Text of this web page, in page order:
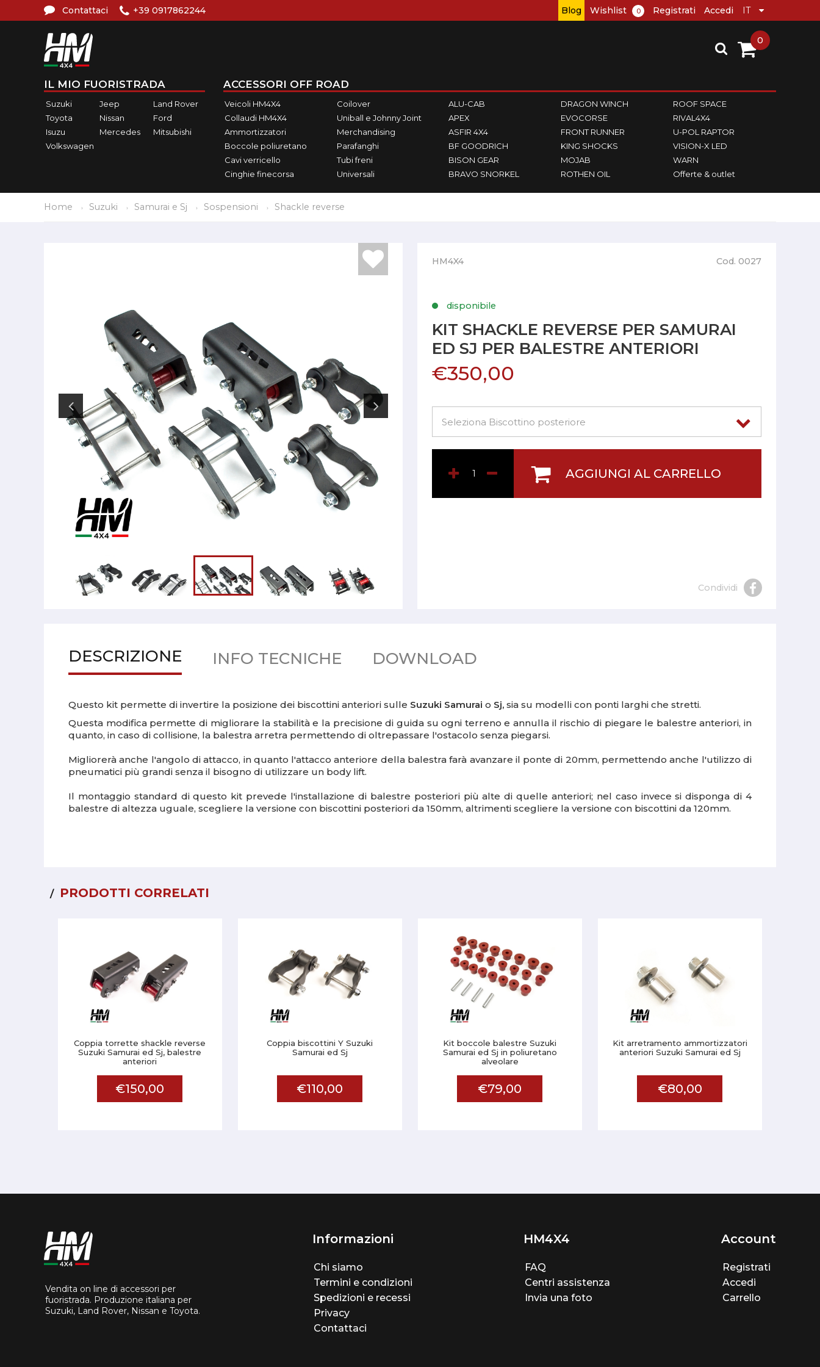
Contattaci +39 0917862244 Blog Wishlist 0 Registrati Accedi
IL MIO FUORISTRADA
Suzuki Jeep
Land Rover
Toyota
Nissan
Ford
Isuzu
Mercedes
Mitsubishi
Volkswagen
ACCESSORI OFF ROAD
Veicoli HM4X4
Collaudi HM4X4
Ammortizzatori
Boccole poliuretano
Cavi verricello
Cinghie finecorsa
Coilover
Uniball e Johnny Joint
Merchandising
Parafanghi
Tubi freni
Universali
ALU-CAB
APEX
ASFIR 4X4
BF GOODRICH
BISON GEAR
BRAVO SNORKEL
DRAGON WINCH
EVOCORSE
FRONT RUNNER
KING SHOCKS
MOJAB
ROTHEN OIL
ROOF SPACE
RIVAL4X4
U-POL RAPTOR
VISION-X LED
WARN
Offerte & outlet
0
Home Suzuki Samurai e Sj Sospensioni Shackle reverse
HM4X4 Cod. 0027
disponibile
KIT SHACKLE REVERSE PER SAMURAI
ED SJ PER BALESTRE ANTERIORI
€350,00
AGGIUNGI AL CARRELLO
Condividi
DESCRIZIONE INFO TECNICHE DOWNLOAD
Questo kit permette di invertire la posizione dei biscottini anteriori sulle Suzuki Samurai o Sj, sia su modelli con ponti larghi che stretti.
Questa modifica permette di migliorare la stabilità e la precisione di guida su ogni terreno e annulla il rischio di piegare le balestre anteriori, in
quanto, in caso di collisione, la balestra arretra permettendo di oltrepassare l'ostacolo senza piegarsi.
Migliorerà anche l'angolo di attacco, in quanto l'attacco anteriore della balestra farà avanzare il ponte di 20mm, permettendo anche l'utilizzo di
pneumatici più grandi senza il bisogno di utilizzare un body lift.
Il montaggio standard di questo kit prevede l'installazione di balestre posteriori più alte di quelle anteriori; nel caso invece si disponga di 4
balestre di altezza uguale, scegliere la versione con biscottini posteriori da 150mm, altrimenti scegliere la versione con biscottini da 120mm.
PRODOTTI CORRELATI
Coppia torrette shackle reverse
Suzuki Samurai ed Sj, balestre
anteriori
€150,00
Coppia biscottini Y Suzuki
Samurai ed Sj
€110,00
Kit boccole balestre Suzuki
Samurai ed Sj in poliuretano
alveolare
€79,00
Kit arretramento ammortizzatori
anteriori Suzuki Samurai ed Sj
€80,00
Vendita on line di accessori per
fuoristrada. Produzione italiana per
Suzuki, Land Rover, Nissan e Toyota.
Informazioni
Chi siamo
Termini e condizioni
Spedizioni e recessi
Privacy
Contattaci
HM4X4
FAQ
Centri assistenza
Invia una foto
Account
Registrati
Accedi
Carrello